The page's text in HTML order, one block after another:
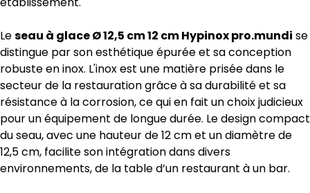
Leseau à glace Ø 12,5 cm 12 cm Hypinox pro.mundi se
distingue par son esthétique épurée et sa conception
robuste en inox. L'inox est une matière prisée dans le
secteur de la restauration grâce à sa durabilité et sa
résistance à la corrosion, ce qui en fait un choix judicieux
pour un équipement de longue durée. Le design compact
du seau, avec une hauteur de 12 cm et un diamètre de
12,5 cm, facilite son intégration dans divers
environnements, de la table d’un restaurant à un bar.